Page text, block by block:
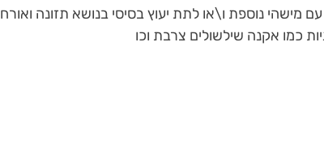
מישהי נוספת ו\או לתת יעוץ בסיסי בנושא תזונה ואורח
כמו אקנה שילשולים צרבת וכו